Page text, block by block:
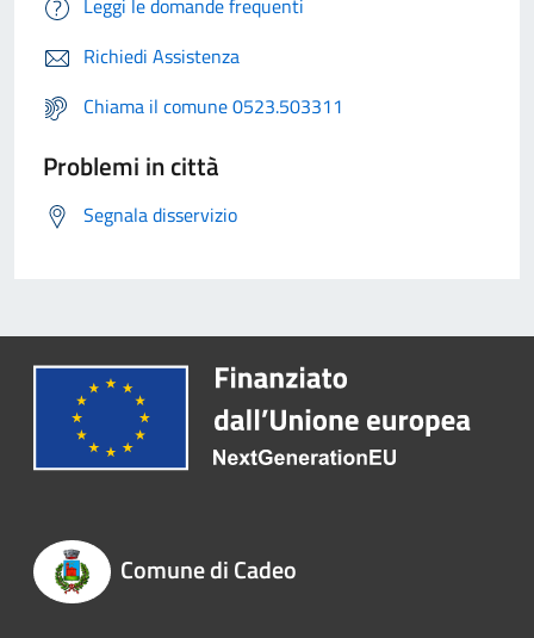
Leggi le domande frequenti
Richiedi Assistenza
Chiama il comune 0523.503311
Problemi in città
Segnala disservizio
Comune di Cadeo